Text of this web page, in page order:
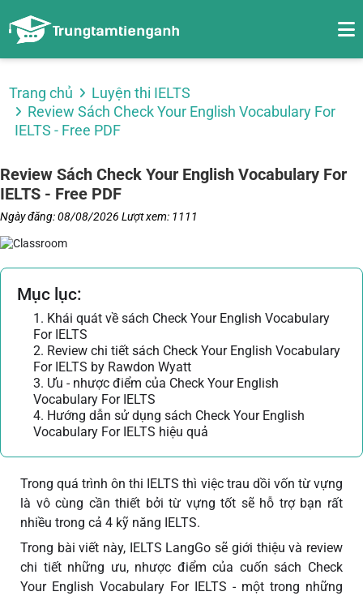
Trang chủ
Luyện thi IELTS
Review Sách Check Your English Vocabulary For
IELTS - Free PDF
Review Sách Check Your English Vocabulary For
IELTS - Free PDF
Ngày đăng: 08/08/2026 Lượt xem: 1111
Mục lục:
1. Khái quát về sách Check Your English Vocabulary
For IELTS
2. Review chi tiết sách Check Your English Vocabulary
For IELTS by Rawdon Wyatt
3. Ưu - nhược điểm của Check Your English
Vocabulary For IELTS
4. Hướng dẫn sử dụng sách Check Your English
Vocabulary For IELTS hiệu quả
Trong quá trình ôn thi IELTS thì việc trau dồi vốn từ vựng
là vô cùng cần thiết bởi từ vựng tốt sẽ hỗ trợ bạn rất
nhiều trong cả 4 kỹ năng IELTS.
Trong bài viết này, IELTS LangGo sẽ giới thiệu và review
chi tiết những ưu, nhược điểm của cuốn sách Check
Your English Vocabulary For IELTS - một trong những